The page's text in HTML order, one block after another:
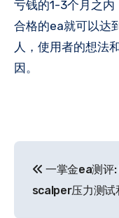
亏钱的1-3个月之内
合格的ea就可以达
人，使用者的想法
因。
章
导
一掌金ea测评:
scalper压力测试